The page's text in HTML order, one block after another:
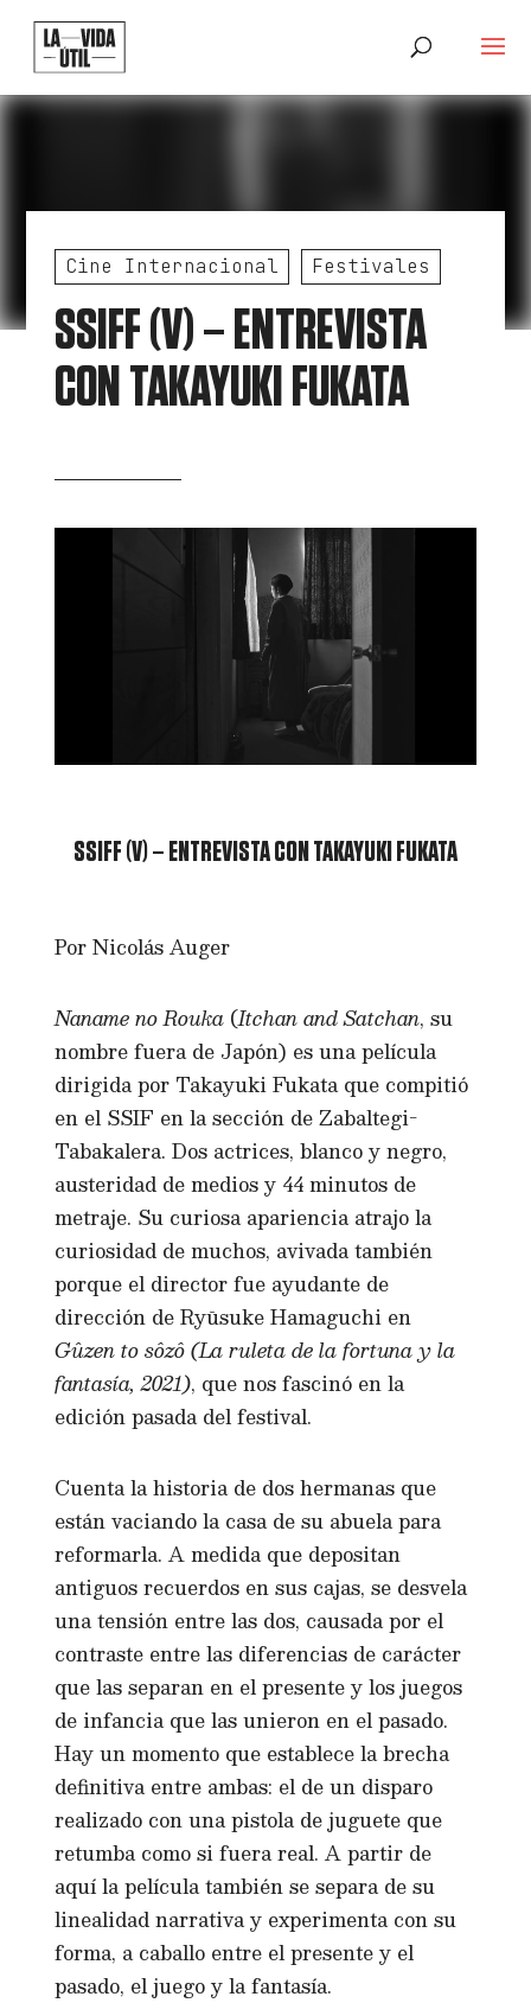
Cine Internacional Festivales
SSIFF (V) – ENTREVISTA
CON TAKAYUKI FUKATA
SSIFF (V) – ENTREVISTA CON TAKAYUKI FUKATA
Por Nicolás Auger
Naname no Rouka (Itchan and Satchan, su
nombre fuera de Japón) es una película
dirigida por Takayuki Fukata que compitió
en el SSIF en la sección de Zabaltegi-
Tabakalera. Dos actrices, blanco y negro,
austeridad de medios y 44 minutos de
metraje. Su curiosa apariencia atrajo la
curiosidad de muchos, avivada también
porque el director fue ayudante de
dirección de Ryūsuke Hamaguchi en
Gûzen to sôzô (La ruleta de la fortuna y la
fantasía, 2021), que nos fascinó en la
edición pasada del festival.
Cuenta la historia de dos hermanas que
están vaciando la casa de su abuela para
reformarla. A medida que depositan
antiguos recuerdos en sus cajas, se desvela
una tensión entre las dos, causada por el
contraste entre las diferencias de carácter
que las separan en el presente y los juegos
de infancia que las unieron en el pasado.
Hay un momento que establece la brecha
definitiva entre ambas: el de un disparo
realizado con una pistola de juguete que
retumba como si fuera real. A partir de
aquí la película también se separa de su
linealidad narrativa y experimenta con su
forma, a caballo entre el presente y el
pasado, el juego y la fantasía.